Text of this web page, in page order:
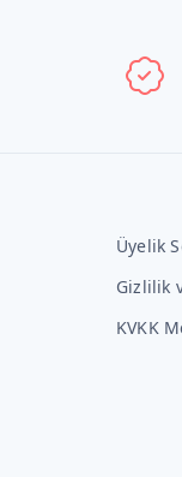
Üyelik
Gizlilik
KVKK